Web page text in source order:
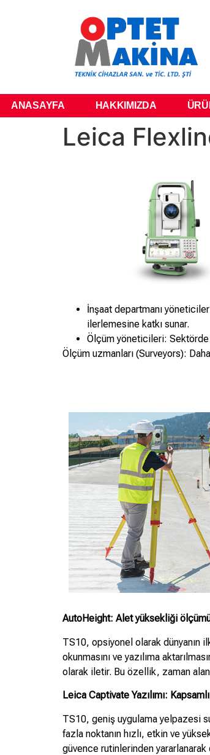
ANASAYFA HAKKIMIZDA
Leica
İnşaat departmanı
ilerlemesine katkı sunar.
Ölçüm yöneticileri: Sektörde
Ölçüm uzmanları (Surveyors):
AutoHeight: Alet yüksekliği
TS10, opsiyonel olarak dünyanın
okunmasını ve yazılıma
olarak iletir. Bu özellik, zaman alan
Leica Captivate Yazılımı:
TS10, geniş uygulama yelpazesi
fazla noktanın hızlı, etkin ve
güvence rutinlerinden